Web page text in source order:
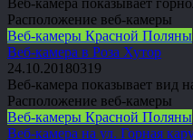
Расположение веб-камеры
Веб-камеры Красной Поляны
Веб-камера в Роза Хутор
24.10.20180319
Веб-камера показывает вид
Расположение веб-камеры
Веб-камеры Красной Поляны
Веб-камера на ул. Горная